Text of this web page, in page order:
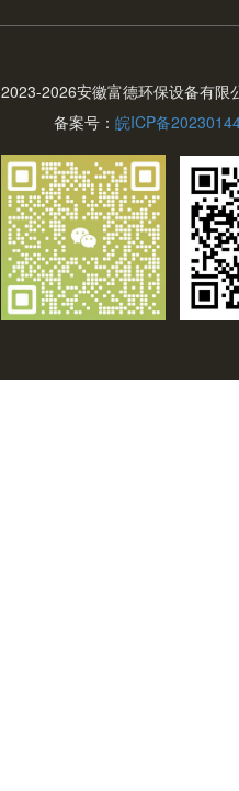
2023-2026安徽富德环保设备有限
备案号： 皖ICP备